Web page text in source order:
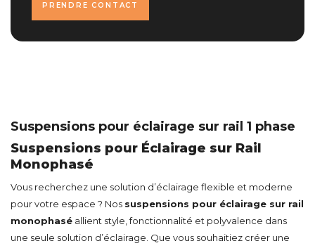
PRENDRE CONTACT
Suspensions pour éclairage sur rail 1 phase
Suspensions pour Éclairage sur Rail
Monophasé
Vous recherchez une solution d’éclairage flexible et moderne
pour votre espace ? Nos suspensions pour éclairage sur rail
monophasé allient style, fonctionnalité et polyvalence dans
une seule solution d’éclairage. Que vous souhaitiez créer une